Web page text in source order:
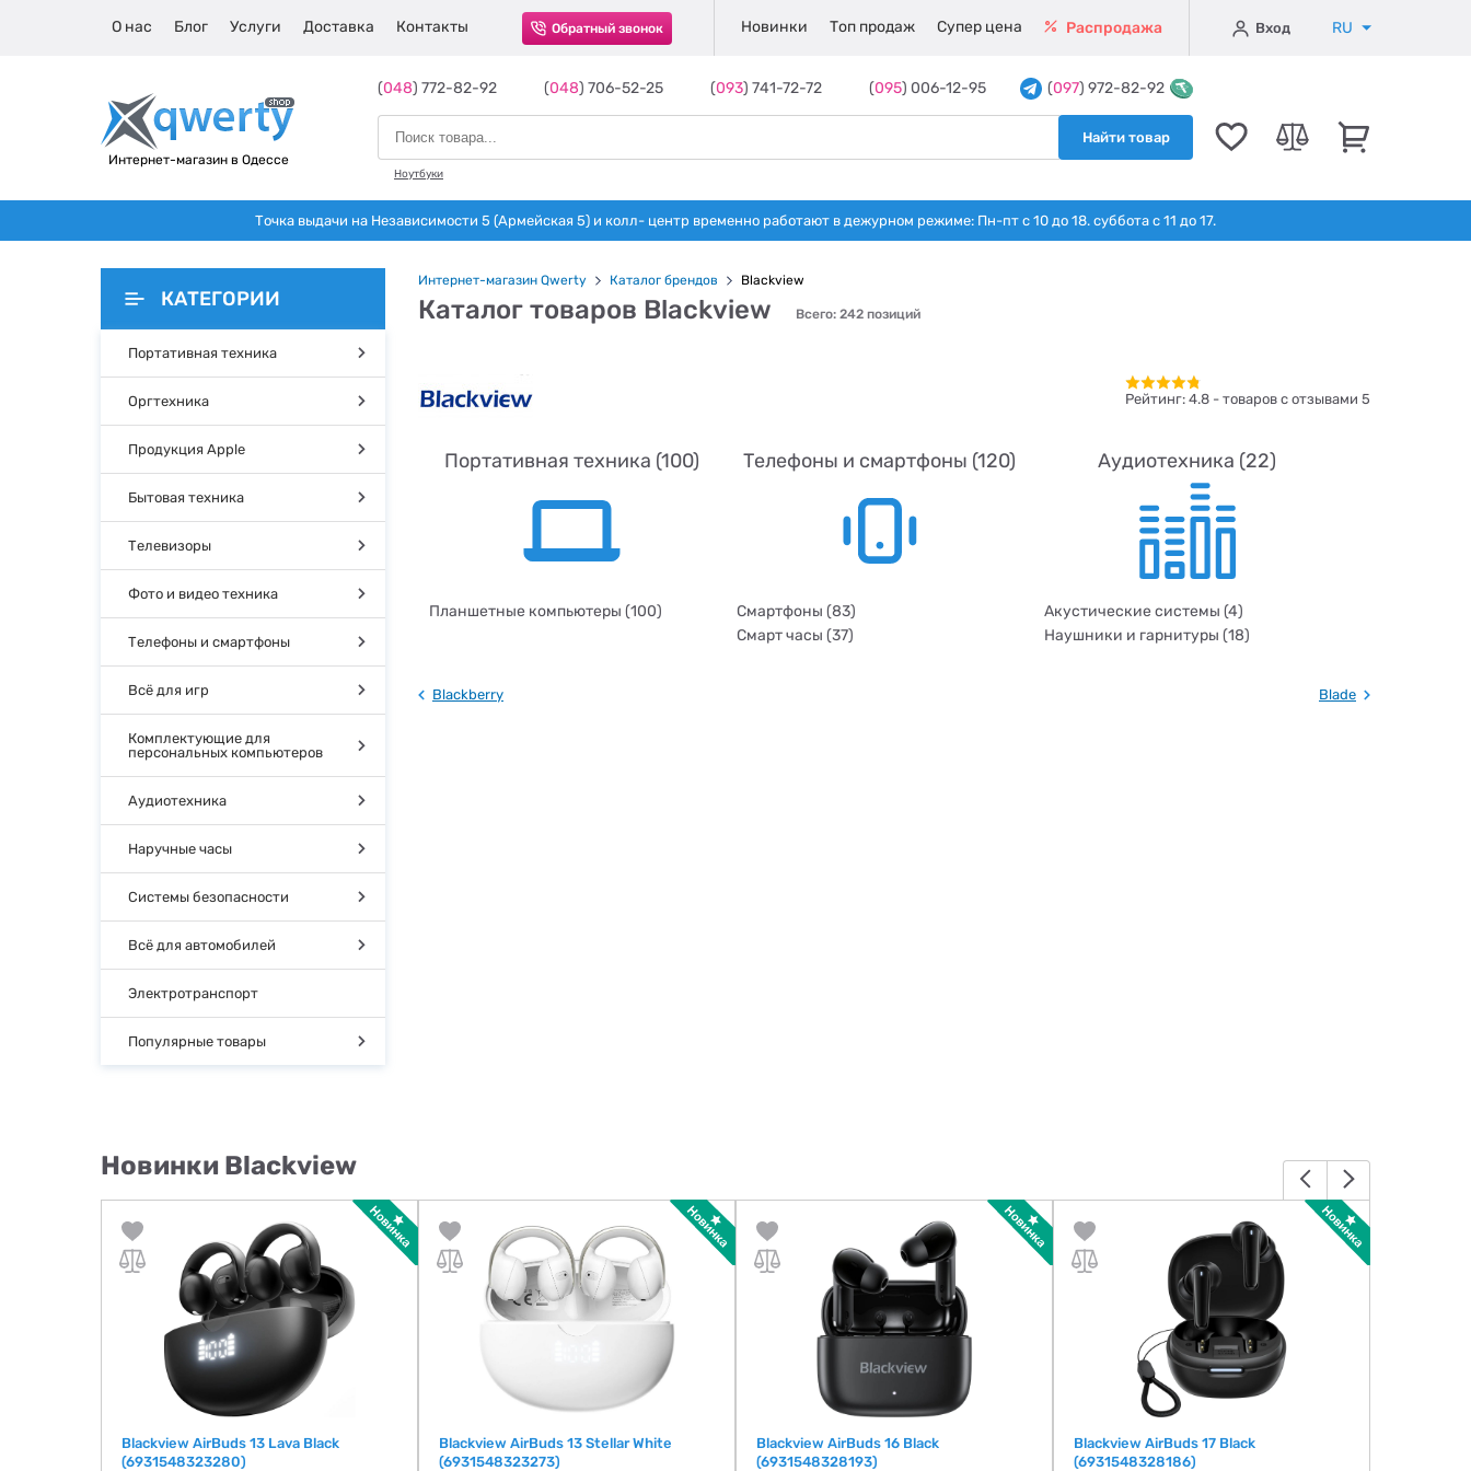
О нас Блог Услуги Доставка Контакты Обратный звонок Новинки Топ продаж Супер цена Распродажа Вход RU
Интернет-магазин в Одессе
(048) 772-82-92 (048) 706-52-25 (093) 741-72-72 (095) 006-12-95 (097) 972-82-92
Найти товар
Ноутбуки
Точка выдачи на Независимости 5 (Армейская 5) и колл- центр временно работают в дежурном режиме: Пн-пт с 10 до 18. суббота с 11 до 17.
КАТЕГОРИИ
Портативная техника
Оргтехника
Продукция Apple
Бытовая техника
Телевизоры
Фото и видео техника
Телефоны и смартфоны
Всё для игр
Комплектующие для
персональных компьютеров
Аудиотехника
Наручные часы
Системы безопасности
Всё для автомобилей
Электротранспорт
Популярные товары
Интернет-магазин Qwerty Каталог брендов Blackview
Каталог товаров Blackview Всего: 242 позиций
Рейтинг: 4.8 - товаров с отзывами 5
Портативная техника (100)
Планшетные компьютеры (100)
Телефоны и смартфоны (120)
Смартфоны (83)
Смарт часы (37)
Аудиотехника (22)
Акустические системы (4)
Наушники и гарнитуры (18)
Blackberry Blade
Новинки Blackview
Blackview AirBuds 13 Lava Black
(6931548323280)
Blackview AirBuds 13 Stellar White
(6931548323273)
Blackview AirBuds 16 Black
(6931548328193)
Blackview AirBuds 17 Black
(6931548328186)